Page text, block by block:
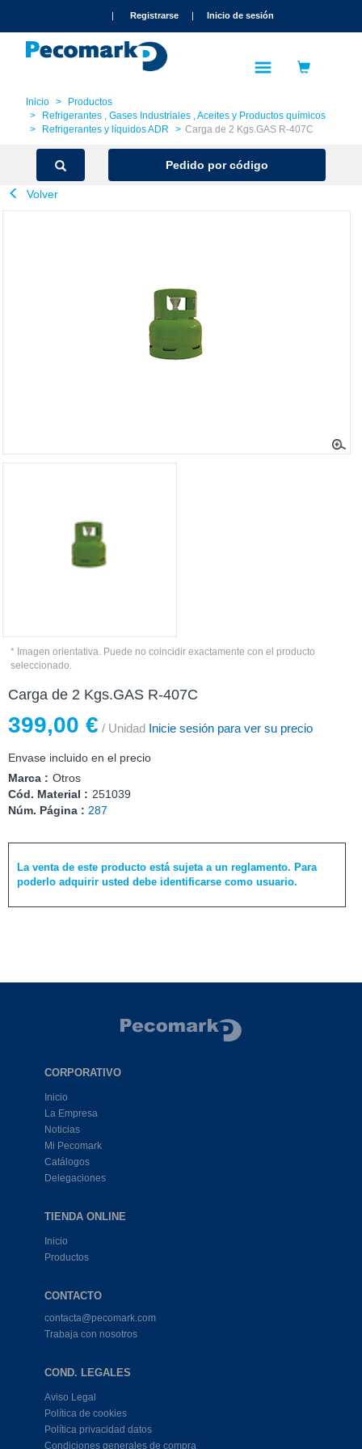
| Registrarse | Inicio de sesión
Inicio
Productos
Refrigerantes , Gases Industriales , Aceites y Productos químicos
Refrigerantes y líquidos ADR
Carga de 2 Kgs.GAS R-407C
Pedido por código
Volver
* Imagen orientativa. Puede no coincidir exactamente con el producto
seleccionado.
Carga de 2 Kgs.GAS R-407C
399,00 € / Unidad Inicie sesión para ver su precio
Envase incluido en el precio
Marca : Otros
Cód. Material : 251039
Núm. Página : 287
La venta de este producto está sujeta a un reglamento. Para
poderlo adquirir usted debe identificarse como usuario.
CORPORATIVO
Inicio
La Empresa
Noticias
Mi Pecomark
Catálogos
Delegaciones
TIENDA ONLINE
Inicio
Productos
CONTACTO
contacta@pecomark.com
Trabaja con nosotros
COND. LEGALES
Aviso Legal
Política de cookies
Política privacidad datos
Condiciones generales de compra